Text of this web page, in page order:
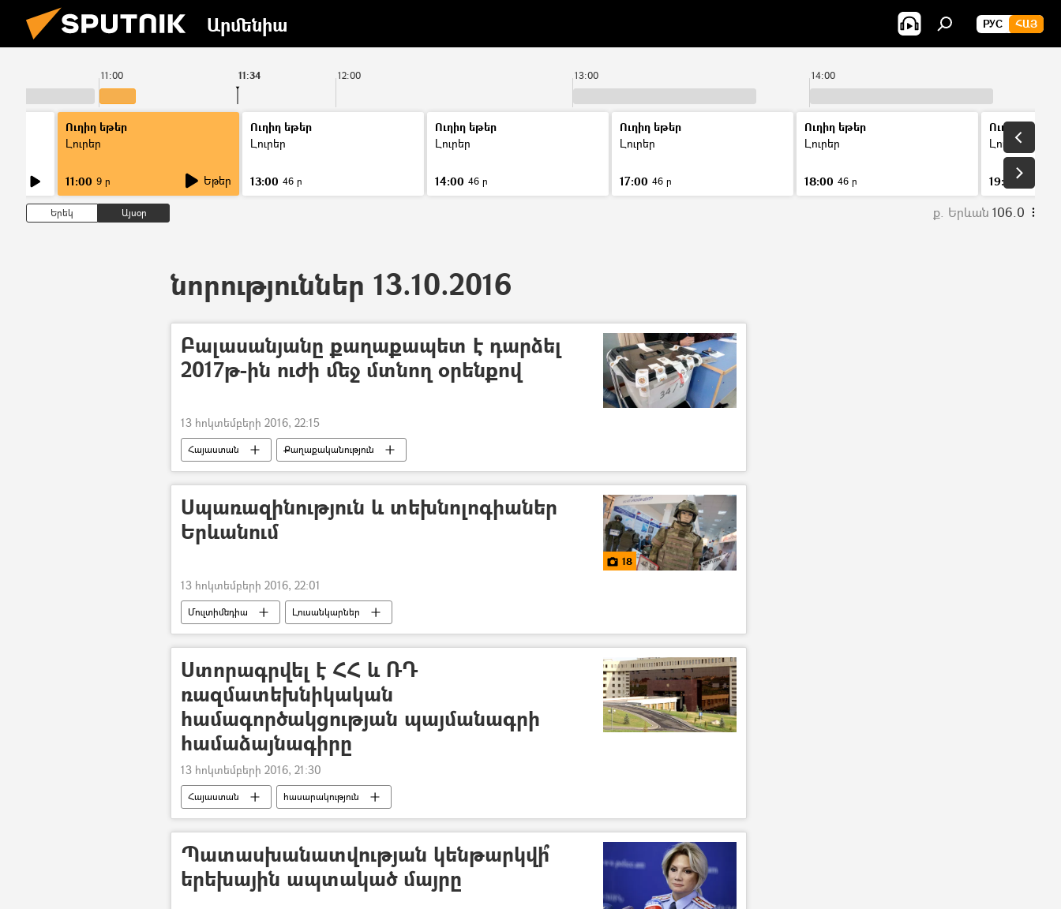
Արմենիա РУС ՀԱՅ
11:00 12:00 13:00 14:00
11:34
Ուղիղ եթեր
Լուրեր
11:00 9 ր Եթեր
Ուղիղ եթեր
Լուրեր
13:00 46 ր
Ուղիղ եթեր
Լուրեր
14:00 46 ր
Ուղիղ եթեր
Լուրեր
17:00 46 ր
Ուղիղ եթեր
Լուրեր
18:00 46 ր
Ուղիղ եթեր
Լուրեր
19:00
Երեկ Այսօր ք. Երևան 106.0
նորություններ 13.10.2016
Բալասանյանը քաղաքապետ է դարձել
2017թ-ին ուժի մեջ մտնող օրենքով
13 հոկտեմբերի 2016, 22:15
Հայաստան Քաղաքականություն
Սպառազինություն և տեխնոլոգիաներ
Երևանում
18
13 հոկտեմբերի 2016, 22:01
Մուլտիմեդիա Լուսանկարներ
Ստորագրվել է ՀՀ և ՌԴ
ռազմատեխնիկական
համագործակցության պայմանագրի
համաձայնագիրը
13 հոկտեմբերի 2016, 21:30
Հայաստան հասարակություն
Պատասխանատվության կենթարկվի՞
երեխային ապտակած մայրը